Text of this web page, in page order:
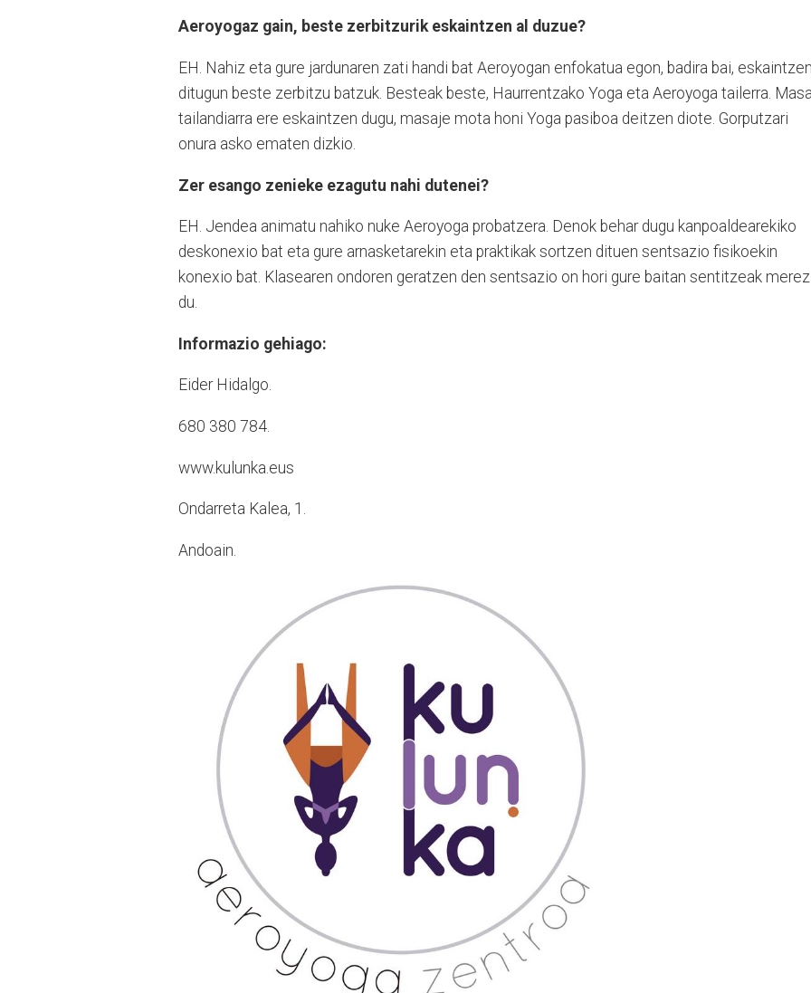
Aeroyogaz gain, beste zerbitzurik eskaintzen al duzue?
EH. Nahiz eta gure jardunaren zati handi bat Aeroyogan enfokatua egon, badira bai, eskaintzen
ditugun beste zerbitzu batzuk. Besteak beste, Haurrentzako Yoga eta Aeroyoga tailerra.
tailandiarra ere eskaintzen dugu, masaje mota honi Yoga pasiboa deitzen diote. Gorputzari
onura asko ematen dizkio.
Zer esango zenieke ezagutu nahi dutenei?
EH. Jendea animatu nahiko nuke Aeroyoga probatzera. Denok behar dugu kanpoaldearekiko
deskonexio bat eta gure arnasketarekin eta praktikak sortzen dituen sentsazio fisikoekin
konexio bat. Klasearen ondoren geratzen den sentsazio on hori gure baitan sentitzeak
du.
Informazio gehiago:
Eider Hidalgo.
680 380 784.
www.kulunka.eus
Ondarreta Kalea, 1.
Andoain.